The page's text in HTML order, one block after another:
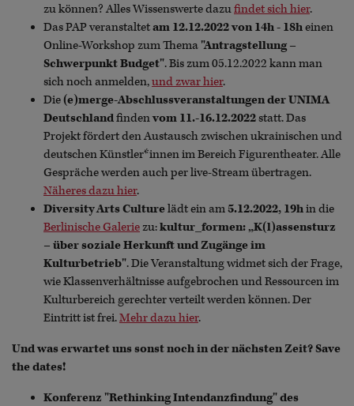
zu können? Alles Wissenswerte dazufindet sich hier.
Das PAP veranstaltetam 12.12.2022 von 14h - 18heinen
Online-Workshop zum Thema"Antragstellung –
Schwerpunkt Budget". Bis zum 05.12.2022 kann man
sich noch anmelden,und zwar hier.
Die(e)merge-Abschlussveranstaltungen der UNIMA
Deutschlandfindenvom 11.-16.12.2022statt. Das
Projekt fördert den Austausch zwischen ukrainischen und
deutschen Künstler*innen im Bereich Figurentheater. Alle
Gespräche werden auch per live-Stream übertragen.
Näheres dazu hier.
Diversity Arts Culturelädt ein am5.12.2022, 19hin die
Berlinische Galeriezu:kultur_formen: „K(l)assensturz
– über soziale Herkunft und Zugänge im
Kulturbetrieb". Die Veranstaltung widmet sich der Frage,
wie Klassenverhältnisse aufgebrochen und Ressourcen im
Kulturbereich gerechter verteilt werden können. Der
Eintritt ist frei.Mehr dazu hier.
Und was erwartet uns sonst noch in der nächsten Zeit? Save
the dates!
Konferenz "Rethinking Intendanzfindung" des